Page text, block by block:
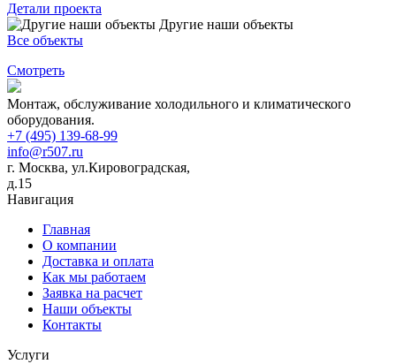
Детали проекта
Другие наши объекты
Все объекты
Смотреть
Монтаж, обслуживание холодильного и климатического
оборудования.
+7 (495) 139-68-99
info@r507.ru
г. Москва, ул.Кировоградская,
д.15
Навигация
Главная
О компании
Доставка и оплата
Как мы работаем
Заявка на расчет
Наши объекты
Контакты
Услуги